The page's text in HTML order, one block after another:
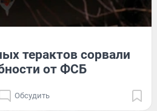
терактов сорвали
от ФСБ
Обсудить